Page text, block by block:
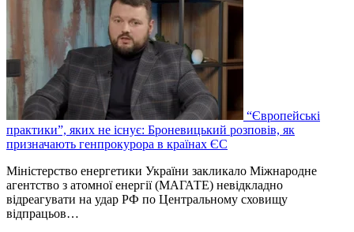
“Європейські
практики”, яких не існує: Броневицький розповів, як
призначають генпрокурора в країнах ЄС
Міністерство енергетики України закликало Міжнародне
агентство з атомної енергії (МАГАТЕ) невідкладно
відреагувати на удар РФ по Центральному сховищу
відпрацьов…